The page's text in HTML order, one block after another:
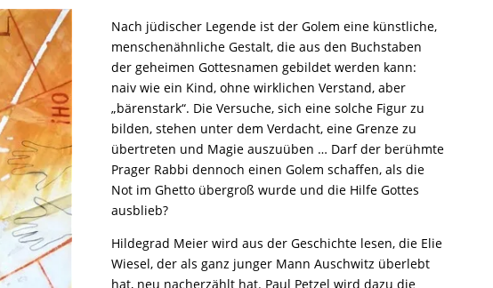
Nach jüdischer Legende ist der Golem eine künstliche,
menschenähnliche Gestalt, die aus den Buchstaben
der geheimen Gottesnamen gebildet werden kann:
naiv wie ein Kind, ohne wirklichen Verstand, aber
„bärenstark“. Die Versuche, sich eine solche Figur zu
bilden, stehen unter dem Verdacht, eine Grenze zu
übertreten und Magie auszuüben … Darf der berühmte
Prager Rabbi dennoch einen Golem schaffen, als die
Not im Ghetto übergroß wurde und die Hilfe Gottes
ausblieb?
Hildegrad Meier wird aus der Geschichte lesen, die Elie
Wiesel, der als ganz junger Mann Auschwitz überlebt
hat, neu nacherzählt hat. Paul Petzel wird dazu die